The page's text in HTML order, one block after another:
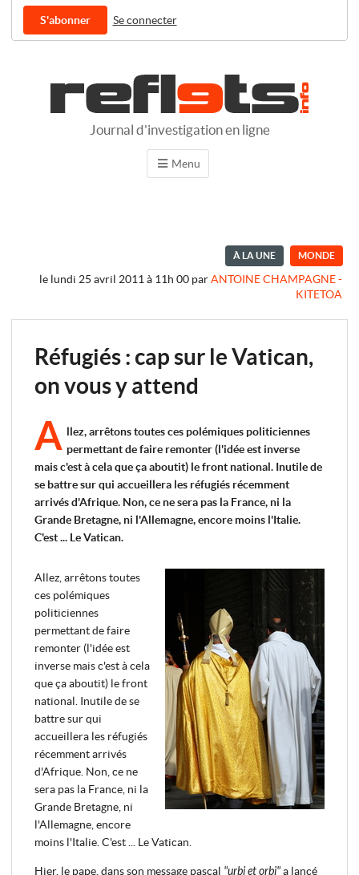
S'abonner Se connecter
Journal d'investigation en ligne
Menu
À LA UNE MONDE
le lundi 25 avril 2011 à 11h 00 parANTOINE CHAMPAGNE -
KITETOA
Réfugiés : cap sur le Vatican,
on vous y attend
A llez, arrêtons toutes ces polémiques politiciennes
permettant de faire remonter (l'idée est inverse
mais c'est à cela que ça aboutit) le front national. Inutile de
se battre sur qui accueillera les réfugiés récemment
arrivés d'Afrique. Non, ce ne sera pas la France, ni la
Grande Bretagne, ni l'Allemagne, encore moins l'Italie.
C'est ... Le Vatican.
Allez, arrêtons toutes
ces polémiques
politiciennes
permettant de faire
remonter (l'idée est
inverse mais c'est à cela
que ça aboutit) le front
national. Inutile de se
battre sur qui
accueillera les réfugiés
récemment arrivés
d'Afrique. Non, ce ne
sera pas la France, ni la
Grande Bretagne, ni
l'Allemagne, encore
moins l'Italie. C'est ... Le Vatican.
Hier, le pape, dans son message pascal "urbi et orbi"a lancé